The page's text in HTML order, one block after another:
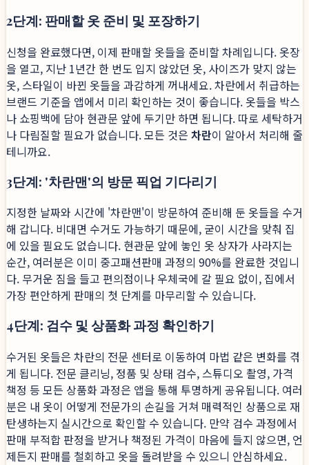
2단계: 판매할 옷 준비 및 포장하기
신청을 완료했다면, 이제 판매할 옷들을 준비할 차례입니다. 옷장
을 열고, 지난 1년간 한 번도 입지 않았던 옷, 사이즈가 맞지 않는
옷, 스타일이 바뀐 옷들을 과감하게 꺼내세요. 차란에서 취급하는
브랜드 기준을 앱에서 미리 확인하는 것이 좋습니다. 옷들을 박스
나 쇼핑백에 담아 현관문 앞에 두기만 하면 됩니다. 따로 세탁하거
나 다림질할 필요가 없습니다. 모든 것은 차란이 알아서 처리해 줄
테니까요.
3단계: '차란맨'의 방문 픽업 기다리기
지정한 날짜와 시간에 '차란맨'이 방문하여 준비해 둔 옷들을 수거
해 갑니다. 비대면 수거도 가능하기 때문에, 굳이 시간을 맞춰 집
에 있을 필요도 없습니다. 현관문 앞에 놓인 옷 상자가 사라지는
순간, 여러분은 이미 중고패션판매 과정의 90%를 완료한 것입니
다. 무거운 짐을 들고 편의점이나 우체국에 갈 필요 없이, 집에서
가장 편안하게 판매의 첫 단계를 마무리할 수 있습니다.
4단계: 검수 및 상품화 과정 확인하기
수거된 옷들은 차란의 전문 센터로 이동하여 마법 같은 변화를 겪
게 됩니다. 전문 클리닝, 정품 및 상태 검수, 스튜디오 촬영, 가격
책정 등 모든 상품화 과정은 앱을 통해 투명하게 공유됩니다. 여러
분은 내 옷이 어떻게 전문가의 손길을 거쳐 매력적인 상품으로 재
탄생하는지 실시간으로 확인할 수 있습니다. 만약 검수 과정에서
판매 부적합 판정을 받거나 책정된 가격이 마음에 들지 않으면, 언
제든지 판매를 철회하고 옷을 돌려받을 수 있으니 안심하세요.